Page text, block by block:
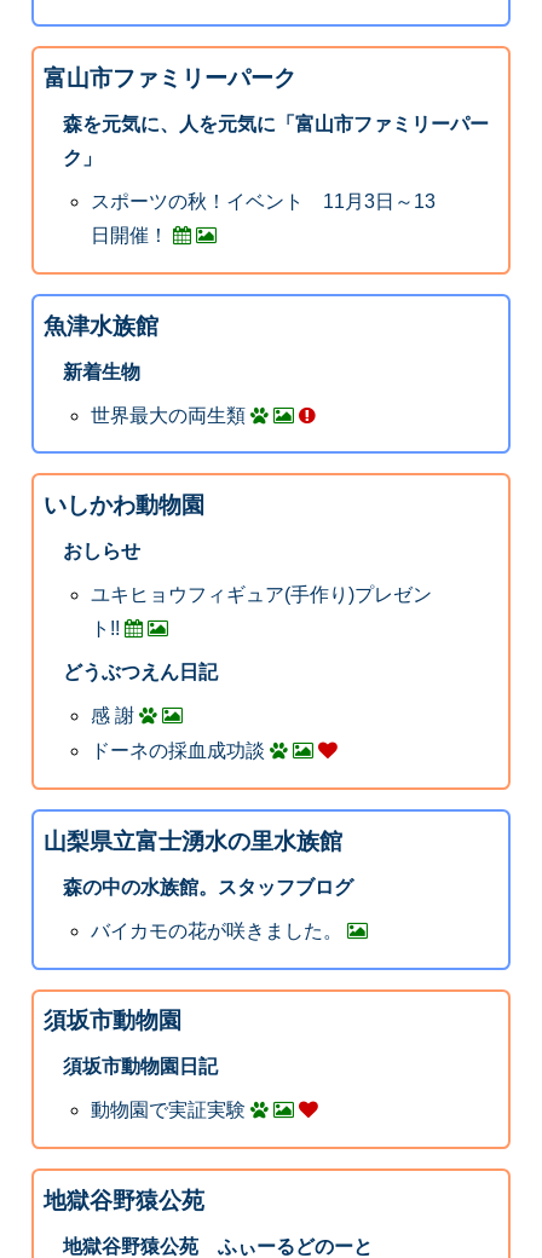
富山市ファミリーパーク
森を元気に、人を元気に「富山市ファミリーパー
ク」
スポーツの秋！イベント 11月3日～13
日開催！
魚津水族館
新着生物
世界最大の両生類
いしかわ動物園
おしらせ
ユキヒョウフィギュア(手作り)プレゼン
ト!!
どうぶつえん日記
感 謝
ドーネの採血成功談
山梨県立富士湧水の里水族館
森の中の水族館。スタッフブログ
バイカモの花が咲きました。
須坂市動物園
須坂市動物園日記
動物園で実証実験
地獄谷野猿公苑
地獄谷野猿公苑 ふぃーるどのーと